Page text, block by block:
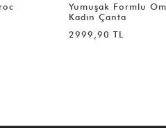
Bilek Askılı Mini
Çanta
999,90 TL